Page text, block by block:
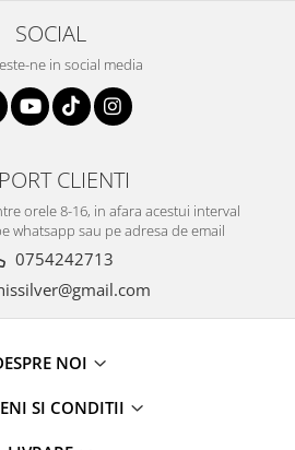
SOCIAL
ne in social media
CLIENTI
orele 8-16, in afara acestui interval
whatsapp sau pe adresa de email
0754242713
NOI
SI CONDITII